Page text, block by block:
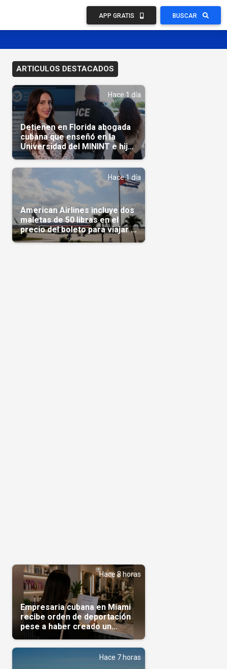
APP GRATIS BUSCAR
ARTICULOS DESTACADOS
Hace 1 día
Detienen en Florida abogada
cubana que enseñó en la
Universidad del MININT e hija
de diplomático cubano
Hace 1 día
American Airlines incluye dos
maletas de 50 libras en el
precio del boleto para viajar a
Cuba en agosto
Hace 8 horas
Empresaria cubana en Miami
recibe orden de deportación
pese a haber creado un
Hace 7 horas